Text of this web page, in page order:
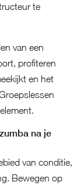
te
van een
profiteren
en het
na je
van conditie,
Bewegen op